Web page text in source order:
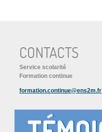
CONTACTS
Service scolarité
Formation continue
formation.continue@ens2m.fr